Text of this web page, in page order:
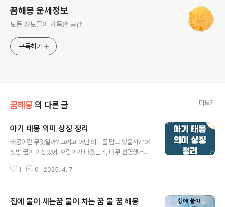
꿈해몽 운세정보
모든 정보들이 가득한 공간
구독하기
꿈해몽 의 다른 글 더보기
아기 태몽 의미 상징 정리
태몽이란 무엇일까? 그리고 어떤 의미를 담고 있을까? ‘어
젯밤 꿈이 이상했어. 호랑이가 나왔는데, 너무 선명했거든.
오랜 세월 동안 **아기가 생기기 전 꾸는 특별한 꿈, 즉 '태
고, 그걸 태몽으로 기억하는 분들이 많죠.오늘은 바로 이
1 0 2025. 4. 7.
집에 물이 새는꿈 물이 차는 꿈 물 꿈 해몽